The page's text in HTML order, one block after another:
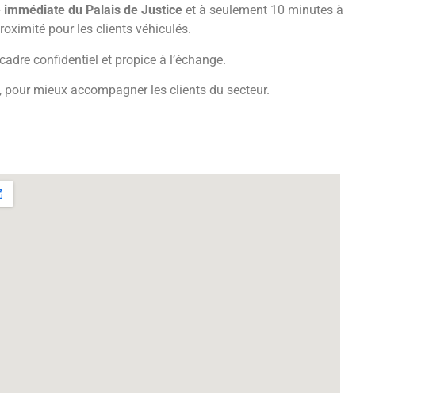
immédiate du Palais de Justice et à seulement 10 minutes à
pour les clients véhiculés.
confidentiel et propice à l’échange.
mieux accompagner les clients du secteur.